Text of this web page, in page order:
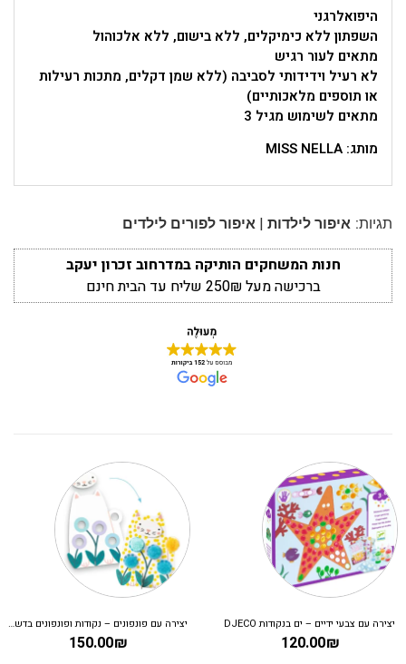
היפואלרגני
השפתון ללא כימיקלים, ללא בישום, ללא אלכוהול
מתאים לעור רגיש
לא רעיל וידידותי לסביבה (ללא שמן דקלים, מתכות רעילות
או תוספים מלאכותיים)
מתאים לשימוש מגיל 3
מותג: MISS NELLA
תגיות: איפור לילדות | איפור לפורים לילדים
חנות המשחקים הותיקה במדרחוב זכרון יעקב
ברכישה מעל 250₪ שליח עד הבית חינם
יצירה עם צבעי ידיים – ים בנקודות DJECO
120.00₪
יצירה עם פונפונים – נקודות ופונפונים בדשא DJECO
150.00₪